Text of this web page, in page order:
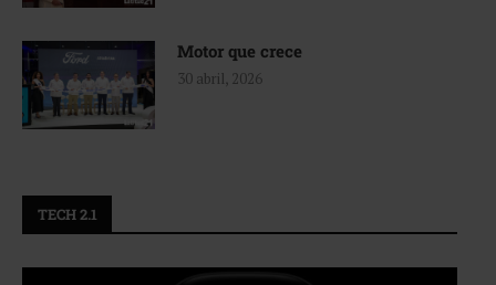
Motor que crece
30 abril, 2026
TECH 2.1